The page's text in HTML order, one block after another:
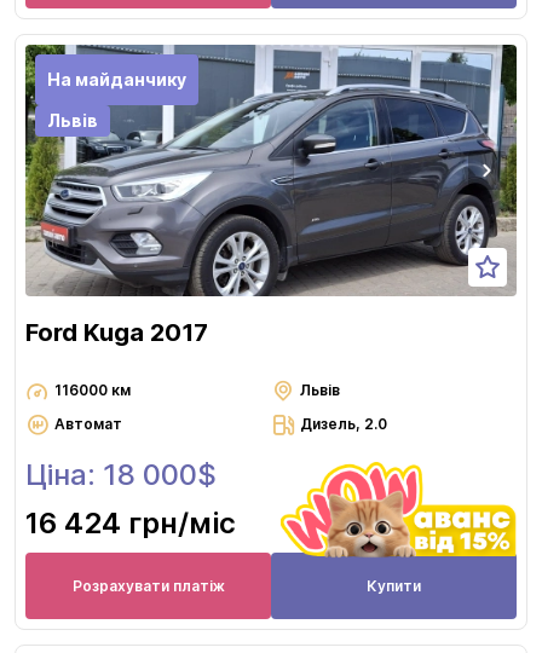
На майданчику
Львів
Ford Kuga 2017
116000 км
Львів
Автомат
Дизель, 2.0
Ціна: 18 000$
16 424 грн/міс
Розрахувати платіж Купити